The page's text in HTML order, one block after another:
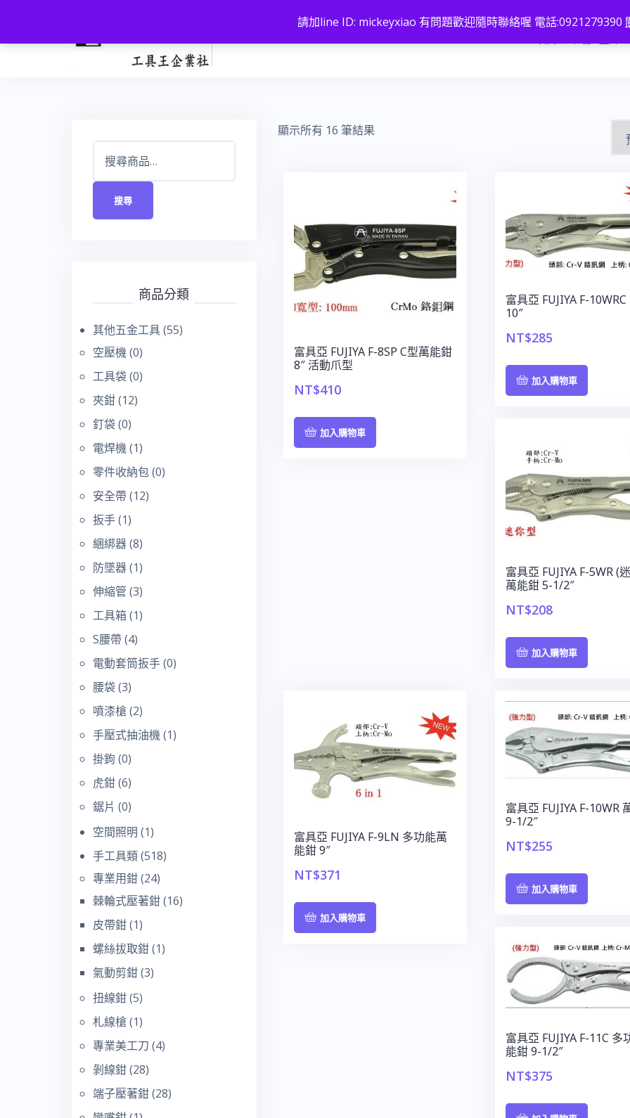
顯示所有 16 筆結果
富具亞 FUJIYA F-8SP C型萬能鉗
8″ 活動爪型
NT$410
加入購物車
富具亞 FUJIYA F-
10″
NT$285
加入購物車
富具亞 FUJIYA F-5WR (
萬能鉗 5-1/2″
NT$208
加入購物車
富具亞 FUJIYA F-9LN 多功能萬
能鉗 9″
NT$371
加入購物車
富具亞 FUJIYA F-10WR
9-1/2″
NT$255
加入購物車
富具亞 FUJIYA F-11C 多
能鉗 9-1/2″
NT$375
鍵
搜尋
商品分類
其他五金工具(55)
空壓機(0)
工具袋(0)
夾鉗(12)
釘袋(0)
電焊機(1)
零件收納包(0)
安全帶 (12)
扳手(1)
綑綁器(8)
防墜器(1)
伸縮管(3)
工具箱(1)
S腰帶 (4)
電動套筒扳手(0)
腰袋(3)
噴漆槍 (2)
手壓式抽油機(1)
掛鉤 (0)
虎鉗(6)
鋸片 (0)
空間照明 (1)
手工具類(518)
專業用鉗(24)
棘輪式壓著鉗(16)
皮帶鉗(1)
螺絲拔取鉗(1)
氣動剪鉗(3)
扭線鉗(5)
札線槍 (1)
專業美工刀 (4)
剝線鉗(28)
端子壓著鉗(28)
請加line ID: mickeyxiao 有問題歡迎隨時聯絡喔 電話:0921279390